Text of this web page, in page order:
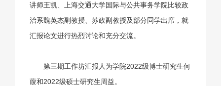
讲师王凯、上海交通大学国际与公共事务学院比较政
治系魏英杰副教授、苏政副教授及部分同学出席，就
汇报论文进行热烈讨论和充分交流。
第三期工作坊汇报人为学院2022级博士研究生何
葭和2022级硕士研究生周益。